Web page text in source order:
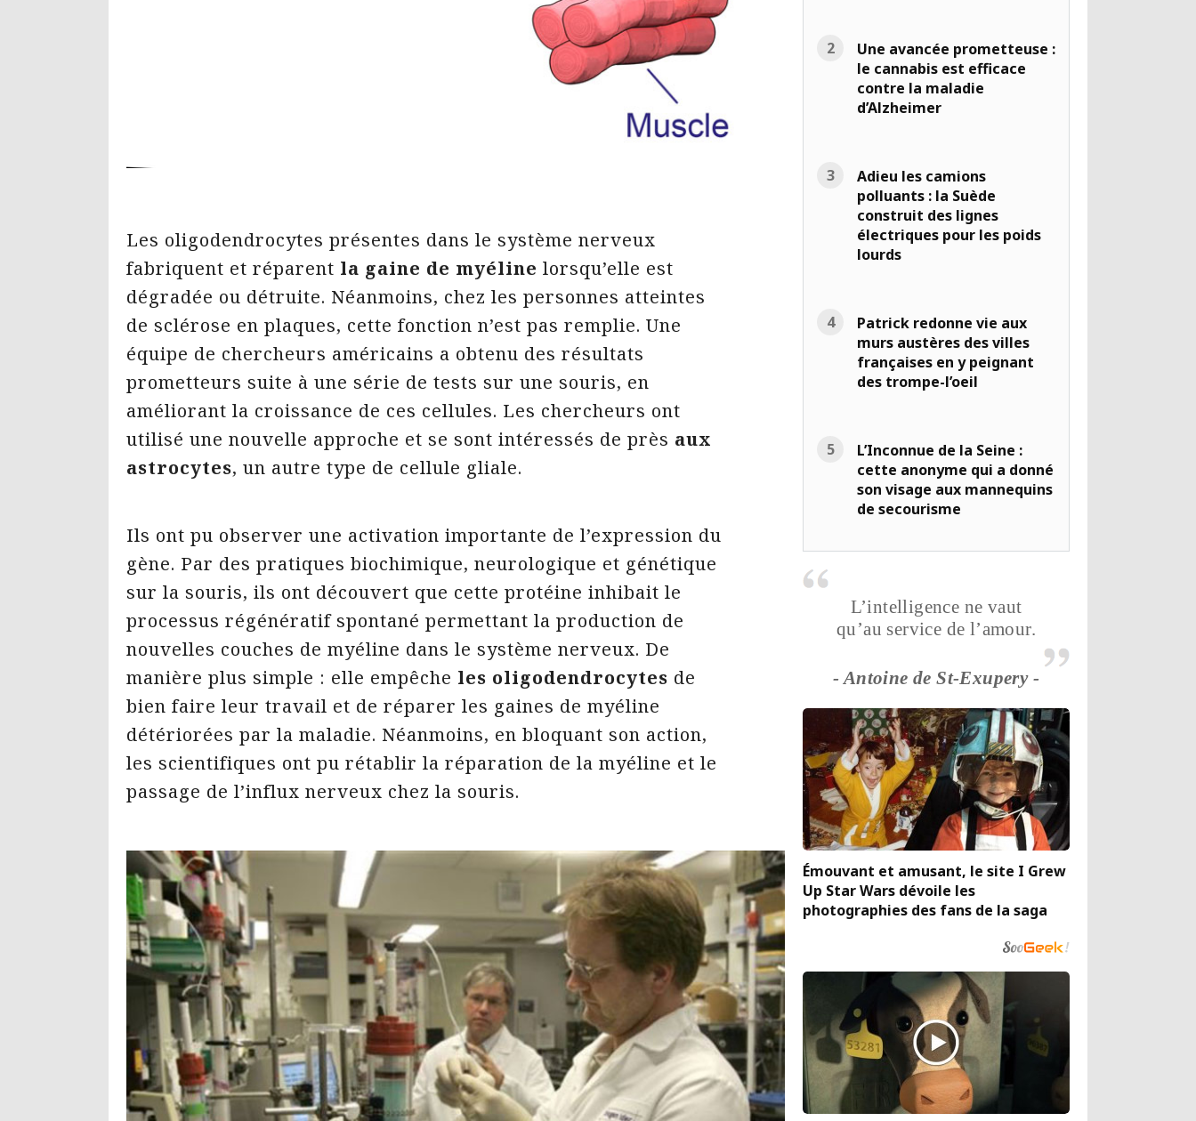
Les oligodendrocytes présentes dans le système nerveux
fabriquent et réparent la gaine de myéline lorsqu’elle est
dégradée ou détruite. Néanmoins, chez les personnes atteintes
de sclérose en plaques, cette fonction n’est pas remplie. Une
équipe de chercheurs américains a obtenu des résultats
prometteurs suite à une série de tests sur une souris, en
améliorant la croissance de ces cellules. Les chercheurs ont
utilisé une nouvelle approche et se sont intéressés de près aux
astrocytes, un autre type de cellule gliale.
Ils ont pu observer une activation importante de l’expression du
gène. Par des pratiques biochimique, neurologique et génétique
sur la souris, ils ont découvert que cette protéine inhibait le
processus régénératif spontané permettant la production de
nouvelles couches de myéline dans le système nerveux. De
manière plus simple : elle empêche les oligodendrocytes de
bien faire leur travail et de réparer les gaines de myéline
détériorées par la maladie. Néanmoins, en bloquant son action,
les scientifiques ont pu rétablir la réparation de la myéline et le
passage de l’influx nerveux chez la souris.
Une avancée prometteuse :
le cannabis est efficace
contre la maladie
d’Alzheimer
Adieu les camions
polluants : la Suède
construit des lignes
électriques pour les poids
lourds
Patrick redonne vie aux
murs austères des villes
françaises en y peignant
des trompe-l’oeil
L’Inconnue de la Seine :
cette anonyme qui a donné
son visage aux mannequins
de secourisme
L’intelligence ne vaut
qu’au service de l’amour.
- Antoine de St-Exupery -
Émouvant et amusant, le site I Grew
Up Star Wars dévoile les
photographies des fans de la saga